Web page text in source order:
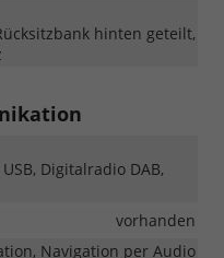
hinten geteilt,
Digitalradio DAB,
vorhanden
Navigation per Audio